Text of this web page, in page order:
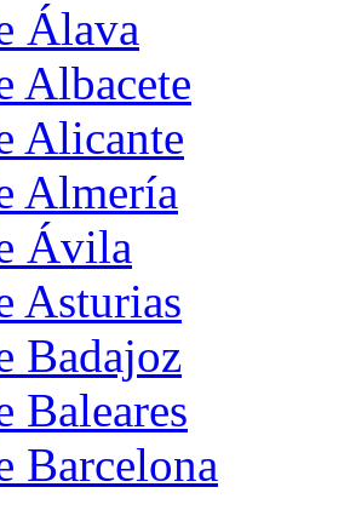
Álava
Albacete
Alicante
Almería
Ávila
Asturias
Badajoz
Baleares
Barcelona